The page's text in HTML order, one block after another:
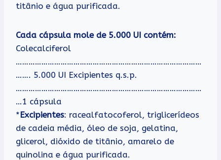
titânio e água purificada.
Cada cápsula mole de 5.000 UI contém:
Colecalciferol
……………………………………………………………………………
……. 5.000 UI Excipientes q.s.p.
……………………………………………………………………………
…1 cápsula
*Excipientes: racealfatocoferol, triglicerídeos
de cadeia média, óleo de soja, gelatina,
glicerol, dióxido de titânio, amarelo de
quinolina e água purificada.